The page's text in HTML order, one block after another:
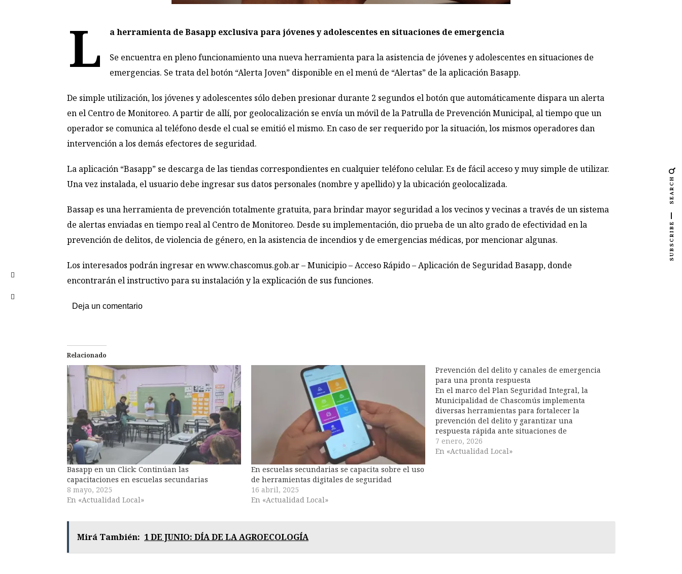
L a herramienta de Basapp exclusiva para jóvenes y adolescentes en situaciones de emergencia
Se encuentra en pleno funcionamiento una nueva herramienta para la asistencia de jóvenes y adolescentes en situaciones de
emergencias. Se trata del botón “Alerta Joven” disponible en el menú de “Alertas” de la aplicación Basapp.
De simple utilización, los jóvenes y adolescentes sólo deben presionar durante 2 segundos el botón que automáticamente dispara un alerta
en el Centro de Monitoreo. A partir de allí, por geolocalización se envía un móvil de la Patrulla de Prevención Municipal, al tiempo que un
operador se comunica al teléfono desde el cual se emitió el mismo. En caso de ser requerido por la situación, los mismos operadores dan
intervención a los demás efectores de seguridad.
La aplicación “Basapp” se descarga de las tiendas correspondientes en cualquier teléfono celular. Es de fácil acceso y muy simple de utilizar.
Una vez instalada, el usuario debe ingresar sus datos personales (nombre y apellido) y la ubicación geolocalizada.
Bassap es una herramienta de prevención totalmente gratuita, para brindar mayor seguridad a los vecinos y vecinas a través de un sistema
de alertas enviadas en tiempo real al Centro de Monitoreo. Desde su implementación, dio prueba de un alto grado de efectividad en la
prevención de delitos, de violencia de género, en la asistencia de incendios y de emergencias médicas, por mencionar algunas.
Los interesados podrán ingresar enwww.chascomus.gob.ar– Municipio – Acceso Rápido – Aplicación de Seguridad Basapp, donde
encontrarán el instructivo para su instalación y la explicación de sus funciones.
Deja un comentario
Relacionado
Basapp en un Click: Continúan las
capacitaciones en escuelas secundarias
8 mayo, 2025
En «Actualidad Local»
En escuelas secundarias se capacita sobre el uso
de herramientas digitales de seguridad
16 abril, 2025
En «Actualidad Local»
Prevención del delito y canales de emergencia
para una pronta respuesta
En el marco del Plan Seguridad Integral, la
Municipalidad de Chascomús implementa
diversas herramientas para fortalecer la
prevención del delito y garantizar una
respuesta rápida ante situaciones de
emergencia Estas iniciativas, que combinan
tecnología y participación comunitaria, buscan
7 enero, 2026
En «Actualidad Local»
Mirá También: 1 DE JUNIO: DÍA DE LA AGROECOLOGÍA
SEARCH
SUBSCRIBE